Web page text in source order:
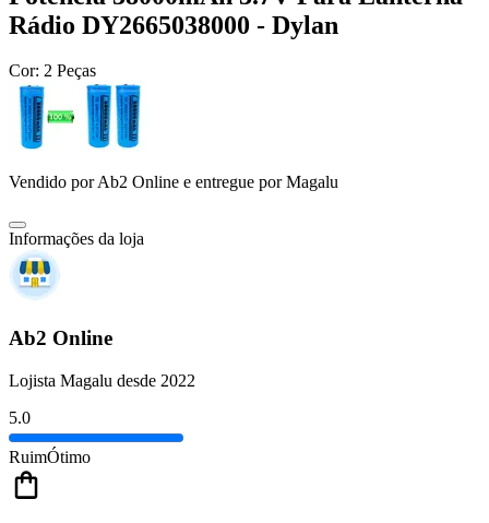
Rádio DY2665038000 - Dylan
Cor: 2 Peças
Vendido porAb2 Online e entregue por Magalu
Informações da loja
Ab2 Online
Lojista Magalu desde 2022
5.0
RuimÓtimo